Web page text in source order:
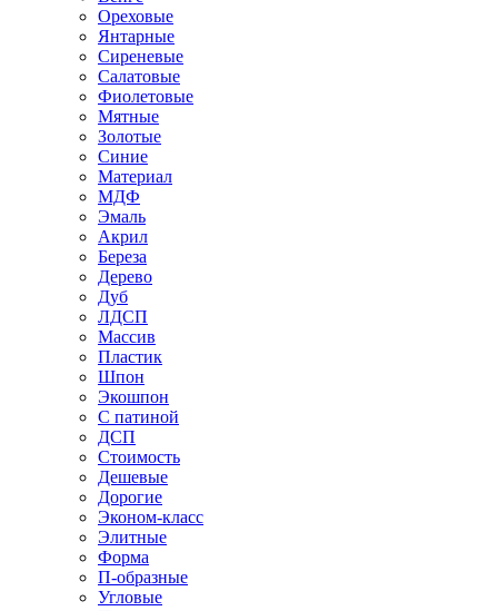
Ореховые
Янтарные
Сиреневые
Салатовые
Фиолетовые
Мятные
Золотые
Синие
Материал
МДФ
Эмаль
Акрил
Береза
Дерево
Дуб
ЛДСП
Массив
Пластик
Шпон
Экошпон
С патиной
ДСП
Стоимость
Дешевые
Дорогие
Эконом-класс
Элитные
Форма
П-образные
Угловые